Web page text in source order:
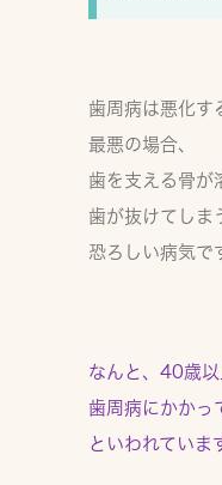
歯周病は悪化す
最悪の場合、
歯を支える骨が
歯が抜けてしま
恐ろしい病気で
なんと、 40歳以
歯周病にかかっ
といわれていま